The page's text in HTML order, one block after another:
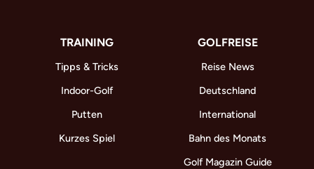
TRAINING
Tipps & Tricks
Indoor-Golf
Putten
Kurzes Spiel
GOLFREISE
Reise News
Deutschland
International
Bahn des Monats
Golf Magazin Guide